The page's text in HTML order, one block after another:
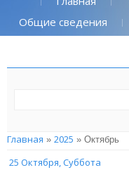
Общие сведения
Главная » 2025 » Октябрь
25 Октября, Суббота